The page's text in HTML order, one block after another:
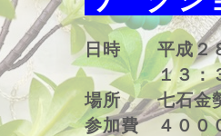
日時 平成２
１３：３
場所 七石金
参加費 ４００